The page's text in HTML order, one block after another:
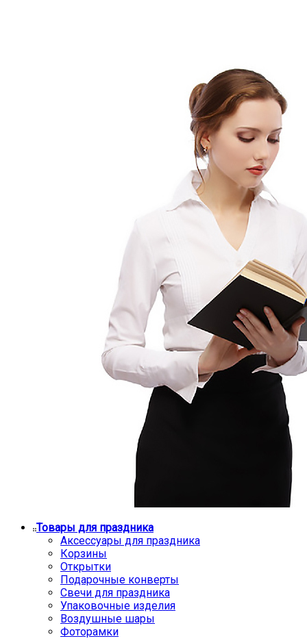
Товары для праздника
Аксессуары для праздника
Корзины
Открытки
Подарочные конверты
Свечи для праздника
Упаковочные изделия
Воздушные шары
Фоторамки